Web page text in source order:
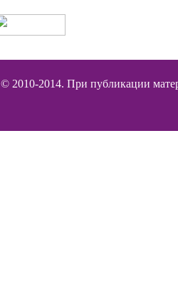
© 2010-2014. При публикации